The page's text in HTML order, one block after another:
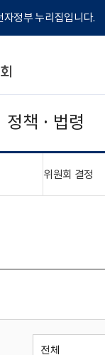
자정부 누리집입니다.
정책 · 법령
위원회 결정